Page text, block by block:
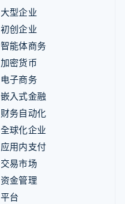
大型企业
初创企业
智能体商务
加密货币
电子商务
嵌入式金融
财务自动化
全球化企业
应用内支付
交易市场
资金管理
平台